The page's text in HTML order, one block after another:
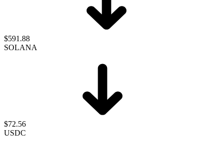
$591.88
SOLANA
$72.56
USDC